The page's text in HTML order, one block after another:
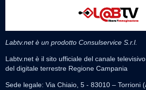
Labtv.net è un prodotto Consulservice S.r.l.
Labtv.net è il sito ufficiale del canale
del digitale terrestre Regione Campania
Sede legale: Via Chiaio, 5 - 83010 – Torrioni